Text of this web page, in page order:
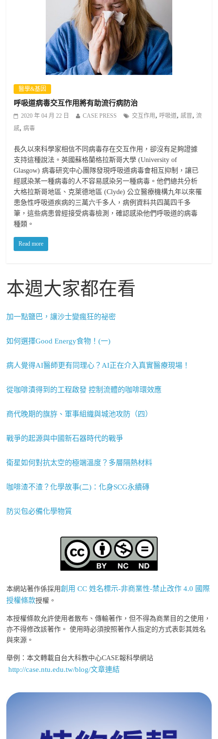
醫學&基因
呼吸道病毒交互作用將有助流行病防治
2020 年 04 月 22 日 CASE PRESS 交互作用 , 呼吸道, 感冒,流
感,病毒
長久以來科學家相信不同病毒存在交互作用，卻沒有足夠證據
支持這種說法。英國蘇格蘭格拉斯哥大學 (University of
Glasgow) 病毒研究中心團隊發現呼吸道病毒會相互抑制，讓已
經感染某一種病毒的人不容易感染另一種病毒。他們總共分析
大格拉斯哥地區、克萊德地區 (Clyde) 公立醫療機構九年以來罹
患急性呼吸道疾病的三萬六千多人，病例資料共四萬四千多
筆，這些病患曾經接受病毒檢測，確認感染他們呼吸道的病毒
種類。
Read more
本週大家都在看
加一點鹽巴，讓沙士變瘋狂的祕密
如何選擇Good Energy食物！(一)
病人覺得AI醫師更有同理心？AI正在介入真實醫療現場！
從咖啡漬得到的工程啟發 控制流體的咖啡環效應
商代晚期的旗斿、軍事組織與城池攻防（四）
戰爭的起源與中國新石器時代的戰爭
衛星如何對抗太空的極端溫度？多層隔熱材料
咖啡渣不渣？化學故事(二)：化身SCG永續磚
防災包必備化學物質
本網站著作係採用創用 CC 姓名標示-非商業性-禁止改作 4.0 國際
授權條款授權。
本授權條款允許使用者散布、傳輸著作，但不得為商業目的之使用，
亦不得修改該著作。 使用時必須按照著作人指定的方式表彰其姓名
與來源。
舉例：本文轉載自台大科教中心CASE報科學網站
http://case.ntu.edu.tw/blog/文章連結